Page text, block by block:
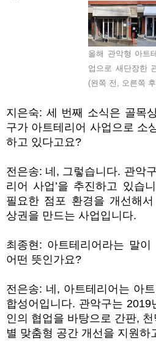
올해 관악형 아트
업으로 새단장한
(왼쪽 전, 오른쪽
지은숙: 세 번째 소식은 골목
구가 아트테리어 사업으로 소
하고 있다고요?
전은송: 네 , 그렇습니다. 관악
리어 사업 ’을 추진하고 있습
필요한 점포 환경을 개선해
상권을 만드는 사업입니다.
최종현: 아트테리어라는 말
어떤 뜻인가요?
전은송: 네 , 아트테리어는 아트
합성어입니다. 관악구는 2019
인의 협업을 바탕으로 간판, 천
별 맞춤형 공간 개선을 지원하